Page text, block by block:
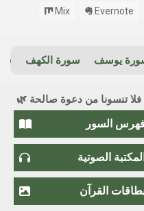
Mix Evernote
يوسف سورة الكهف
فلا تنسونا من دعوة صالحة 🌿
فهرس السور
المكتبة الصوتية
القرآن